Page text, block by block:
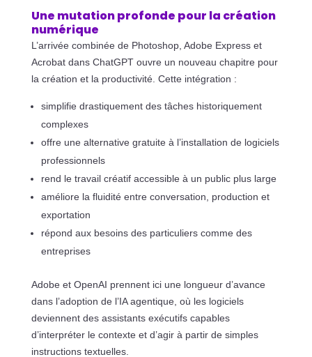
Une mutation profonde pour la création
numérique
L’arrivée combinée de Photoshop, Adobe Express et
Acrobat dans ChatGPT ouvre un nouveau chapitre pour
la création et la productivité. Cette intégration :
simplifie drastiquement des tâches historiquement
complexes
offre une alternative gratuite à l’installation de logiciels
professionnels
rend le travail créatif accessible à un public plus large
améliore la fluidité entre conversation, production et
exportation
répond aux besoins des particuliers comme des
entreprises
Adobe et OpenAI prennent ici une longueur d’avance
dans l’adoption de l’IA agentique, où les logiciels
deviennent des assistants exécutifs capables
d’interpréter le contexte et d’agir à partir de simples
instructions textuelles.